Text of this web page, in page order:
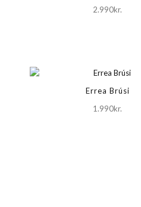
2.990kr.
Errea Brúsi
1.990kr.